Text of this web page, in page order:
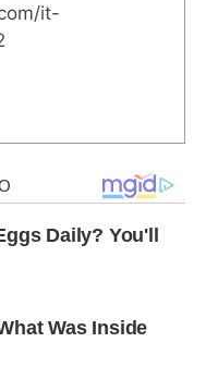
it-